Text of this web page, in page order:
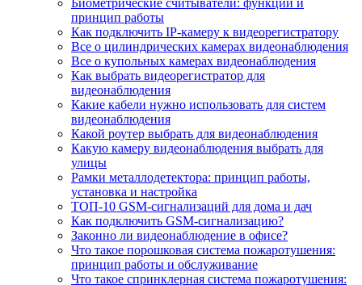
Биометрические считыватели: функции и
принцип работы
Как подключить IP-камеру к видеорегистратору
Все о цилиндрических камерах видеонаблюдения
Все о купольных камерах видеонаблюдения
Как выбрать видеорегистратор для
видеонаблюдения
Какие кабели нужно использовать для систем
видеонаблюдения
Какой роутер выбрать для видеонаблюдения
Какую камеру видеонаблюдения выбрать для
улицы
Рамки металлодетектора: принцип работы,
установка и настройка
ТОП-10 GSM-сигнализаций для дома и дач
Как подключить GSM-сигнализацию?
Законно ли видеонаблюдение в офисе?
Что такое порошковая система пожаротушения:
принцип работы и обслуживание
Что такое спринклерная система пожаротушения: